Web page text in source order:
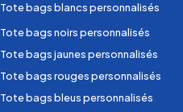
Tote bags blancs personnalisés
Tote bags noirs personnalisés
Tote bags jaunes personnalisés
Tote bags rouges personnalisés
Tote bags bleus personnalisés